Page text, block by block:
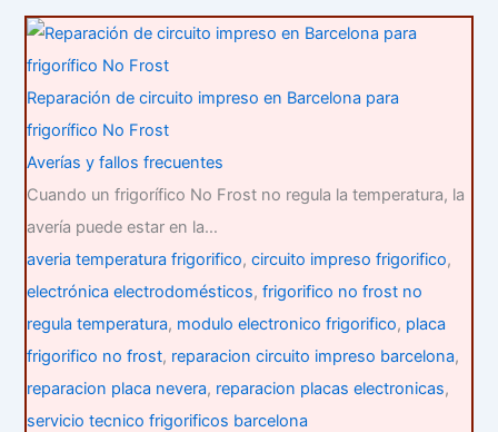
p
r
:Reparación de circuito impreso en Barcelona para
frigorífico No Frost
Averías y fallos frecuentes
Cuando un frigorífico No Frost no regula la temperatura, la
avería puede estar en la…
averia temperatura frigorifico,circuito impreso frigorifico,
electrónica electrodomésticos,frigorifico no frost no
regula temperatura, modulo electronico frigorifico, placa
frigorifico no frost, reparacion circuito impreso barcelona,
reparacion placa nevera, reparacion placas electronicas,
servicio tecnico frigorificos barcelona